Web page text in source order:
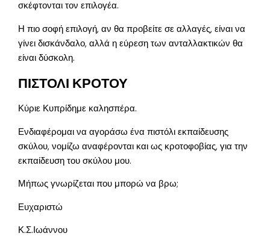
σκέφτονται τον επιλογέα.
Η πιο σοφή επιλογή, αν θα προβείτε σε αλλαγές, είναι να
γίνει δισκάνδαλο, αλλά η εύρεση των ανταλλακτικών θα
είναι δύσκολη.
ΠΙΣΤΟΛΙ ΚΡΟΤΟΥ
Κύριε Κυπρίδημε καλησπέρα.
Ενδιαφέρομαι να αγοράσω ένα πιστόλι εκπαίδευσης
σκύλου, νομίζω αναφέρονται και ως κροτοφοβίας, για την
εκπαίδευση του σκύλου μου.
Μήπως γνωρίζεται που μπορώ να βρω;
Ευχαριστώ
Κ.Σ.Ιωάννου